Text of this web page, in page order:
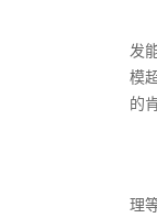
凭
发
模
的
作
理